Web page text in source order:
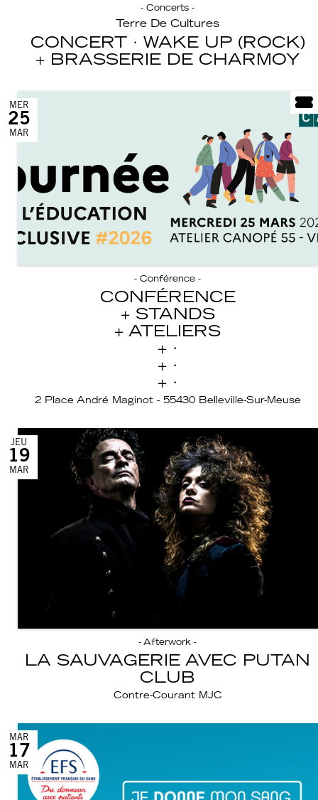
- Concerts -
Terre De Cultures
CONCERT · WAKE UP (ROCK)
BRASSERIE DE CHARMOY
- Conférence -
CONFÉRENCE
STANDS
ATELIERS
·
·
·
2 Place André Maginot - 55430 Belleville-Sur-Meuse
MER
25
MAR
- Afterwork -
LA SAUVAGERIE AVEC PUTAN
CLUB
Contre-Courant MJC
JEU
19
MAR
MAR
17
MAR